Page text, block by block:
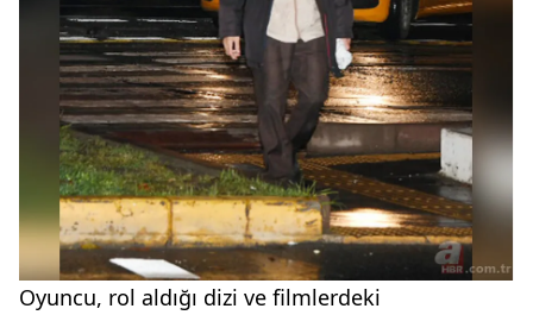
Oyuncu, rol aldığı dizi ve filmlerdeki